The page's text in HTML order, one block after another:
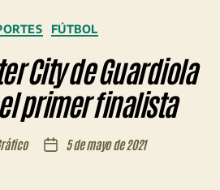
Categorías
FÚTBOL
City de Guardiola
primer finalista
Fecha5 de mayo de 2021